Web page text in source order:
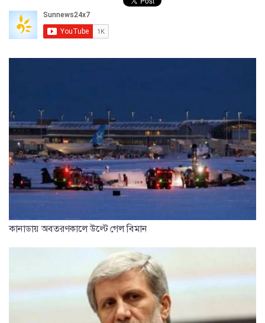
কানাডায় অবতরণকালে উল্টে গেল বিমান